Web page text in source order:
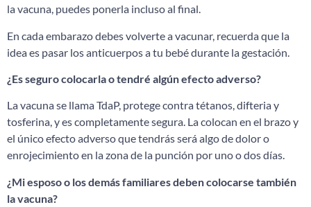
la vacuna, puedes ponerla incluso al final.
En cada embarazo debes volverte a vacunar, recuerda que la
idea es pasar los anticuerpos a tu bebé durante la gestación.
¿Es seguro colocarla o tendré algún efecto adverso?
La vacuna se llama TdaP, protege contra tétanos, difteria y
tosferina, y es completamente segura. La colocan en el brazo y
el único efecto adverso que tendrás será algo de dolor o
enrojecimiento en la zona de la punción por uno o dos días.
¿Mi esposo o los demás familiares deben colocarse también
la vacuna?